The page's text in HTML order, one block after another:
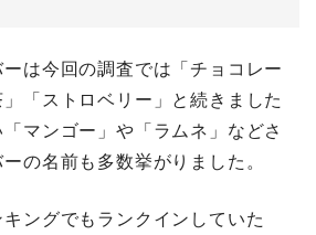
は今回の調査では「チョコレー
」「ストロベリー」と続きました
マンゴー」や「ラムネ」などさ
の名前も多数挙がりました。
ングでもランクインしていた